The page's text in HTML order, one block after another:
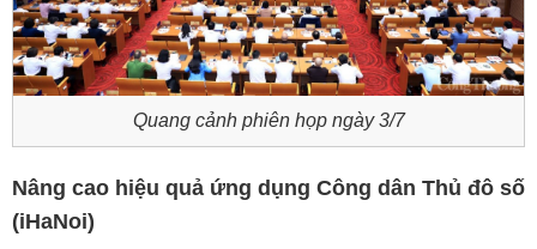
Quang cảnh phiên họp ngày 3/7
Nâng cao hiệu quả ứng dụng Công dân Thủ đô số
(iHaNoi)